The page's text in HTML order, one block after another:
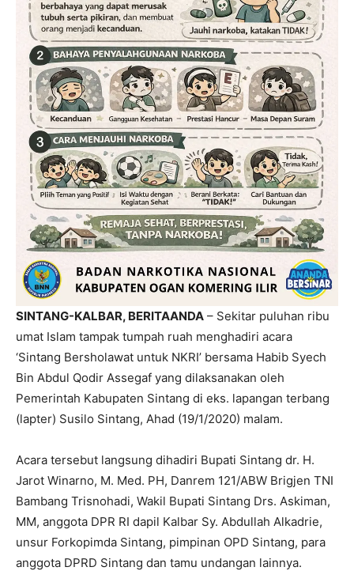
SINTANG-KALBAR, BERITAANDA – Sekitar puluhan ribu
umat Islam tampak tumpah ruah menghadiri acara
‘Sintang Bersholawat untuk NKRI’ bersama Habib Syech
Bin Abdul Qodir Assegaf yang dilaksanakan oleh
Pemerintah Kabupaten Sintang di eks. lapangan terbang
(lapter) Susilo Sintang, Ahad (19/1/2020) malam.
Acara tersebut langsung dihadiri Bupati Sintang dr. H.
Jarot Winarno, M. Med. PH, Danrem 121/ABW Brigjen TNI
Bambang Trisnohadi, Wakil Bupati Sintang Drs. Askiman,
MM, anggota DPR RI dapil Kalbar Sy. Abdullah Alkadrie,
unsur Forkopimda Sintang, pimpinan OPD Sintang, para
anggota DPRD Sintang dan tamu undangan lainnya.